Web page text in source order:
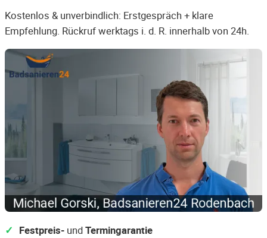
Kostenlos & unverbindlich: Erstgespräch + klare
Empfehlung. Rückruf werktags i. d. R. innerhalb von 24h.
Festpreis- undTermingarantie